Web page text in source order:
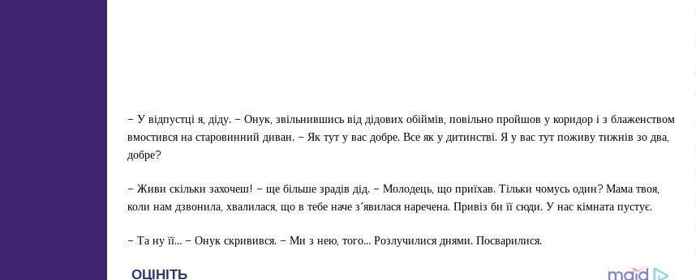
– У відпустці я, діду. – Онук, звільнившись від дідових обіймів, повільно пройшов у коридор і з блаженством
вмостився на старовинний диван. – Як тут у вас добре. Все як у дитинстві. Я у вас тут поживу тижнів зо два,
добре?
– Живи скільки захочеш! – ще більше зрадів дід. – Молодець, що приїхав. Тільки чомусь один? Мама твоя,
коли нам дзвонила, хвалилася, що в тебе наче з’явилася наречена. Привіз би її сюди. У нас кімната пустує.
– Та ну її… – Онук скривився. – Ми з нею, того… Розлучилися днями. Посварилися.